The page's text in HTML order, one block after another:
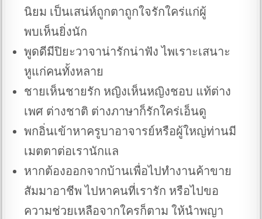
นิยม เป็นเสน่ห์ถูกตาถูกใจรักใคร่แก่ผู้
พบเห็นยิ่งนัก
พูดดีมีปิยะวาจาน่ารักน่าฟัง ไพเราะเสนาะ
หูแก่คนทั้งหลาย
ชายเห็นชายรัก หญิงเห็นหญิงชอบ แท้ต่าง
เพศ ต่างชาติ ต่างภาษาก็รักใคร่เอ็นดู
พกอิ่นเข้าหาครูบาอาจารย์หรือผู้ใหญ่ท่านมี
เมตตาต่อเรานักแล
หากต้องออกจากบ้านเพื่อไปทำงานค้าขาย
สัมมาอาชีพ ไปหาคนที่เรารัก หรือไปขอ
ความช่วยเหลือจากใครก็ตาม ให้นำพญา